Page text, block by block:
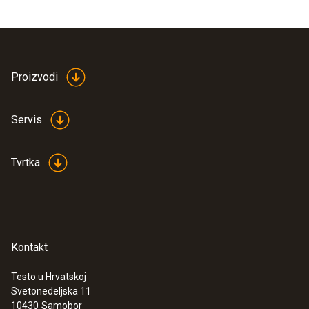
Proizvodi
Servis
Tvrtka
Kontakt
Testo u Hrvatskoj
Svetonedeljska 11
10430 Samobor